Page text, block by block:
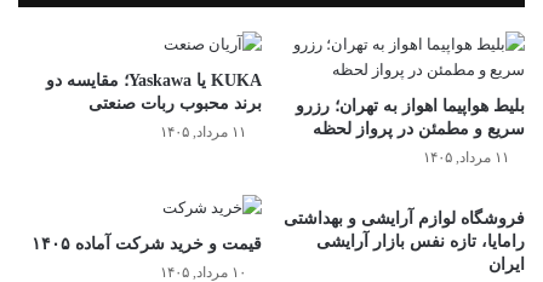
بلیط هواپیما اهواز به تهران؛ رزرو
سریع و مطمئن در پرواز لحظه
۱۱ مرداد, ۱۴۰۵
KUKA یا Yaskawa؛ مقایسه دو
برند محبوب ربات صنعتی
۱۱ مرداد, ۱۴۰۵
فروشگاه لوازم آرایشی و بهداشتی
رامایا، تازه نفس بازار آرایشی
ایران
قیمت و خرید شرکت آماده ۱۴۰۵
۱۰ مرداد, ۱۴۰۵